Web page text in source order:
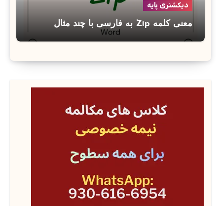
دیکشنری پایه
معنی کلمه Zip به فارسی با چند مثال